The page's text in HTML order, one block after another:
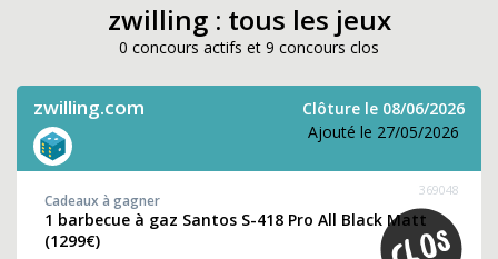
zwilling : tous les jeux
0 concours actifs et 9 concours clos
zwilling.com
Clôture le 08/06/2026
Ajouté le 27/05/2026
369048
Cadeaux à gagner
1 barbecue à gaz Santos S-418 Pro All Black Matt
(1299€)